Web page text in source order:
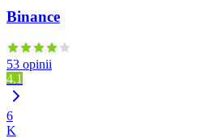
Binance
53 opinii
4.1
6
K